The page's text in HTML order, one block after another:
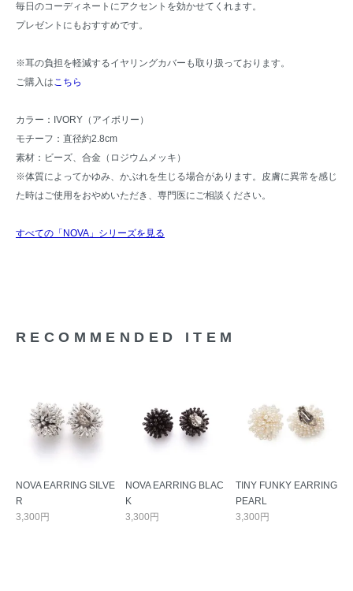
毎日のコーディネートにアクセントを効かせてくれます。
プレゼントにもおすすめです。
※耳の負担を軽減するイヤリングカバーも取り扱っております。
ご購入はこちら
カラー：IVORY（アイボリー）
モチーフ：直径約2.8cm
素材：ビーズ、合金（ロジウムメッキ）
※体質によってかゆみ、かぶれを生じる場合があります。皮膚に異常を感じ
た時はご使用をおやめいただき、専門医にご相談ください。
すべての「NOVA」シリーズを見る
RECOMMENDED ITEM
NOVA EARRING SILVE
R
3,300円
NOVA EARRING BLAC
K
3,300円
TINY FUNKY EARRING
PEARL
3,300円